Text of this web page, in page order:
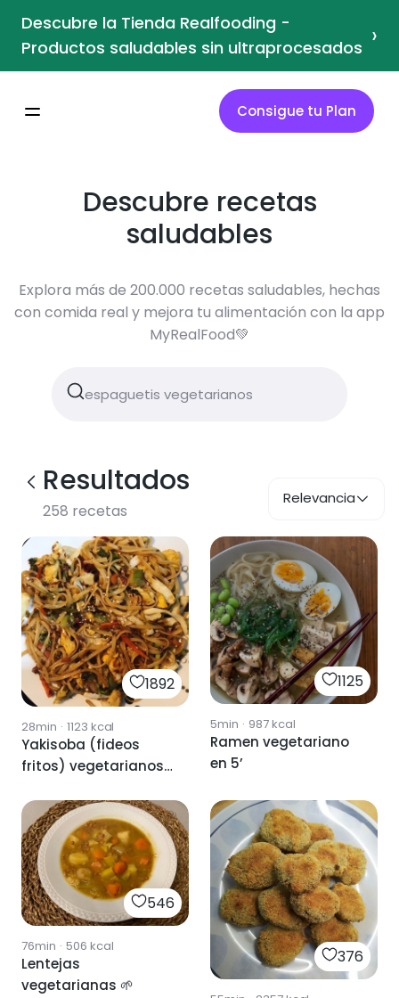
Descubre la Tienda Realfooding -
Productos saludables sin ultraprocesados ›
Consigue tu Plan
Descubre recetas
saludables
Explora más de 200.000 recetas saludables, hechas
con comida real y mejora tu alimentación con la app
MyRealFood💚
Resultados
258 recetas
Relevancia
1892
28min · 1123 kcal
Yakisoba (fideos
fritos) vegetarianos
1125
5min · 987kcal
Ramen vegetariano
en 5’
546
76min · 506 kcal
Lentejas
vegetarianas 🌱
376